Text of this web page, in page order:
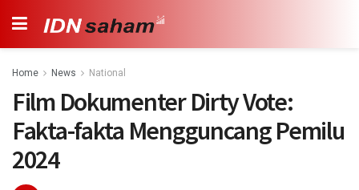
Home News National
Film Dokumenter Dirty Vote:
Fakta-fakta Mengguncang Pemilu
2024